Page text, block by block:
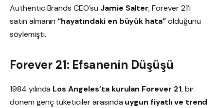
Authentic Brands CEO’su Jamie Salter, Forever 21’i
satın almanın“hayatındaki en büyük hata”olduğunu
söylemişti.
Forever 21: Efsanenin Düşüşü
1984 yılında Los Angeles’ta kurulan Forever 21, bir
dönem genç tüketiciler arasında uygun fiyatlı ve trend